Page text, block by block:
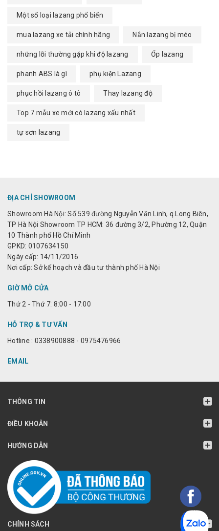
Một số loại lazang phổ biến
mua lazang xe tải chính hãng Nắn lazang bị méo
những lỗi thường gặp khi độ lazang Ốp lazang
phanh ABS là gì phụ kiện Lazang
phục hồi lazang ô tô Thay lazang độ
Top 7 mẫu xe mới có lazang xấu nhất
tự sơn lazang
ĐỊA CHỈ SHOWROOM
Showroom Hà Nội: Số 539 đường Nguyễn Văn Linh, q.Long Biên,
TP Hà Nội Showroom TP HCM: 36 đường 3/2, Phường 12, Quận
10 Thành phố Hồ Chí Minh
GPKD: 0107634150
Ngày cấp: 14/11/2016
Nơi cấp: Sở kế hoạch và đầu tư thành phố Hà Nội
GIỜ MỞ CỬA
Thứ 2 - Thứ 7: 8:00 - 17:00
HỖ TRỢ & TƯ VẤN
Hotline : 0338900888 - 0975476966
EMAIL
THÔNG TIN
ĐIỀU KHOẢN
HƯỚNG DẪN
CHÍNH SÁCH